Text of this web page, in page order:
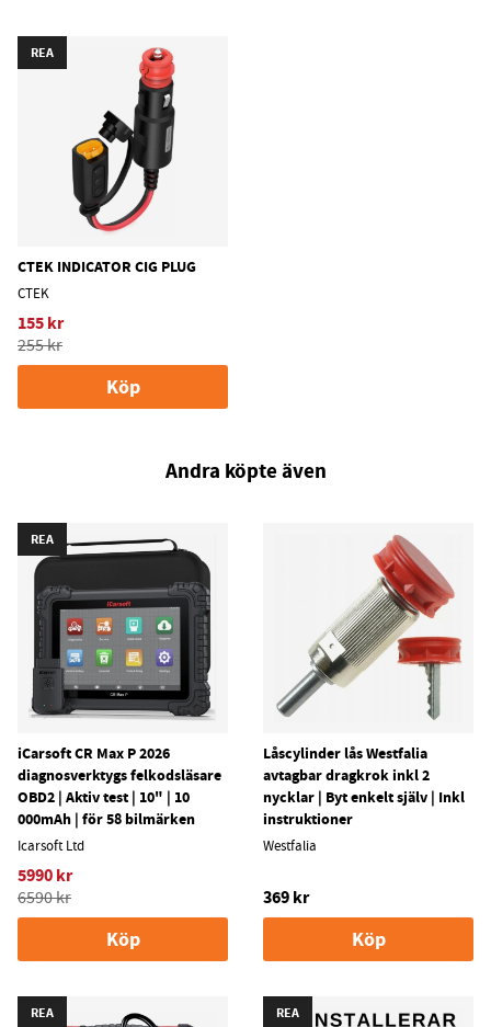
REA
CTEK INDICATOR CIG PLUG
CTEK
155 kr
255 kr
Köp
Andra köpte även
REA
iCarsoft CR Max P 2026
diagnosverktygs felkodsläsare
OBD2 | Aktiv test | 10" | 10
000mAh | för 58 bilmärken
Icarsoft Ltd
5990 kr
6590 kr
Köp
Låscylinder lås Westfalia
avtagbar dragkrok inkl 2
nycklar | Byt enkelt själv | Inkl
instruktioner
Westfalia
369 kr
Köp
REA
REA